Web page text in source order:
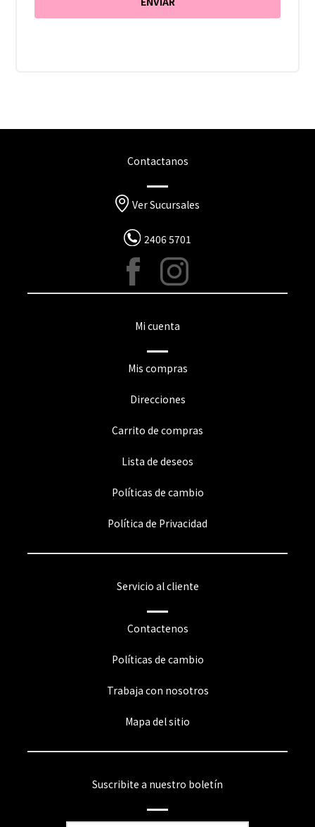
Contactanos
Ver Sucursales
2406 5701
Mi cuenta
Mis compras
Direcciones
Carrito de compras
Lista de deseos
Políticas de cambio
Política de Privacidad
Servicio al cliente
Contactenos
Políticas de cambio
Trabaja con nosotros
Mapa del sitio
Suscribite a nuestro boletín